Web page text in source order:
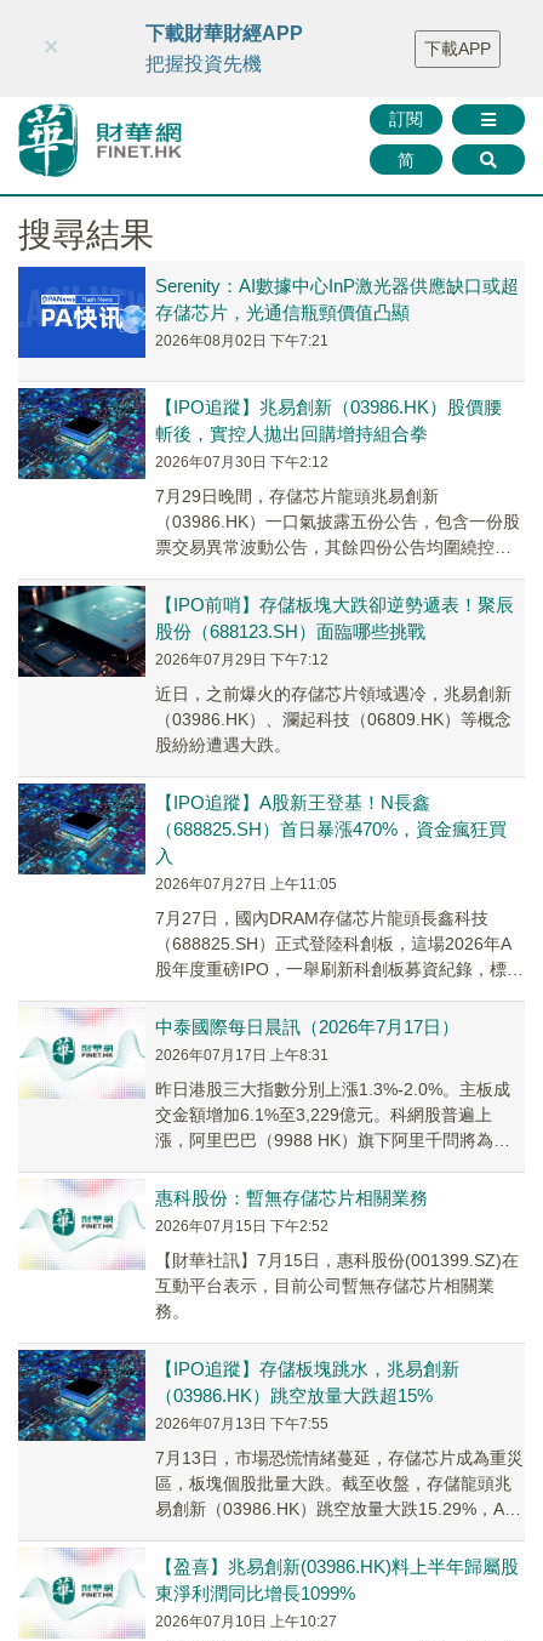
財華智庫網 FINTV FINMETA 財華證券 媒體矩陣
智庫沙龍
聯絡我們
訂閱
简
×
下載財華財經APP
把握投資先機
下載APP
搜尋結果
Serenity：AI數據中心InP激光器供應缺口或超
存儲芯片，光通信瓶頸價值凸顯
2026年08月02日 下午7:21
【IPO追蹤】兆易創新（03986.HK）股價腰
斬後，實控人拋出回購增持組合拳
2026年07月30日 下午2:12
7月29日晚間，存儲芯片龍頭兆易創新
（03986.HK）一口氣披露五份公告，包含一份股
票交易異常波動公告，其餘四份公告均圍繞控股
份回購提...
【IPO前哨】存儲板塊大跌卻逆勢遞表！聚辰
股份（688123.SH）面臨哪些挑戰
2026年07月29日 下午7:12
近日，之前爆火的存儲芯片領域遇冷，兆易創新
（03986.HK）、瀾起科技（06809.HK）等概念
股紛紛遭遇大跌。
【IPO追蹤】A股新王登基！N長鑫
（688825.SH）首日暴漲470%，資金瘋狂買
入
2026年07月27日 上午11:05
7月27日，國內DRAM存儲芯片龍頭長鑫科技
（688825.SH）正式登陸科創板，這場2026年A
股年度重磅IPO，一舉刷新科創板募資紀錄，標誌
中泰國際每日晨訊（2026年7月17日）
2026年07月17日 上午8:31
昨日港股三大指數分別上漲1.3%-2.0%。主板成
交金額增加6.1%至3,229億元。科網股普遍上
漲，阿里巴巴（9988 HK）旗下阿里千問將為蘋
惠科股份：暫無存儲芯片相關業務
2026年07月15日 下午2:52
【財華社訊】7月15日，惠科股份(001399.SZ)在
互動平台表示，目前公司暫無存儲芯片相關業
務。
【IPO追蹤】存儲板塊跳水，兆易創新
（03986.HK）跳空放量大跌超15%
2026年07月13日 下午7:55
7月13日，市場恐慌情緒蔓延，存儲芯片成為重災
區，板塊個股批量大跌。截至收盤，存儲龍頭兆
易創新（03986.HK）跳空放量大跌15.29%，A股
【盈喜】兆易創新(03986.HK)料上半年歸屬股
東淨利潤同比增長1099%
2026年07月10日 上午10:27